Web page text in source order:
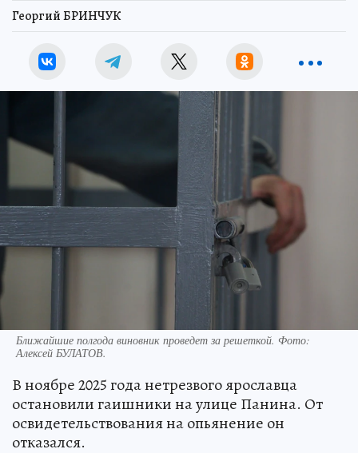
Георгий БРИНЧУК
Ближайшие полгода виновник проведет за решеткой. Фото:
Алексей БУЛАТОВ.
В ноябре 2025 года нетрезвого ярославца
остановили гаишники на улице Панина. От
освидетельствования на опьянение он
отказался.